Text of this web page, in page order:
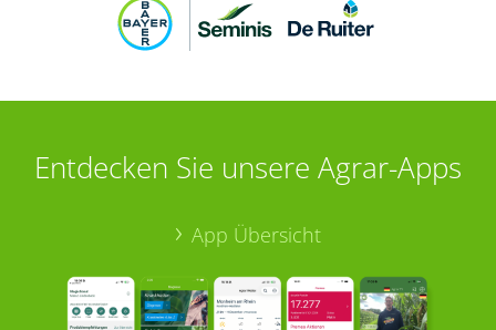
Entdecken Sie unsere Agrar-Apps
App Übersicht